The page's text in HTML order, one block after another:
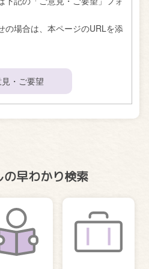
の場合は、本ページのURLを添
・ご要望
の早わかり検索